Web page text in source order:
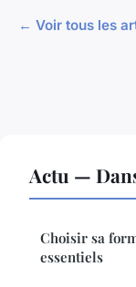
← Voir tous les
Actu —
Choisir sa
essentiels